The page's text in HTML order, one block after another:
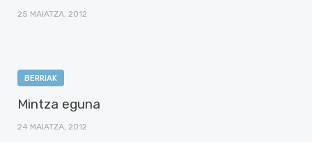
25 MAIATZA, 2012
BERRIAK
Mintza eguna
24 MAIATZA, 2012